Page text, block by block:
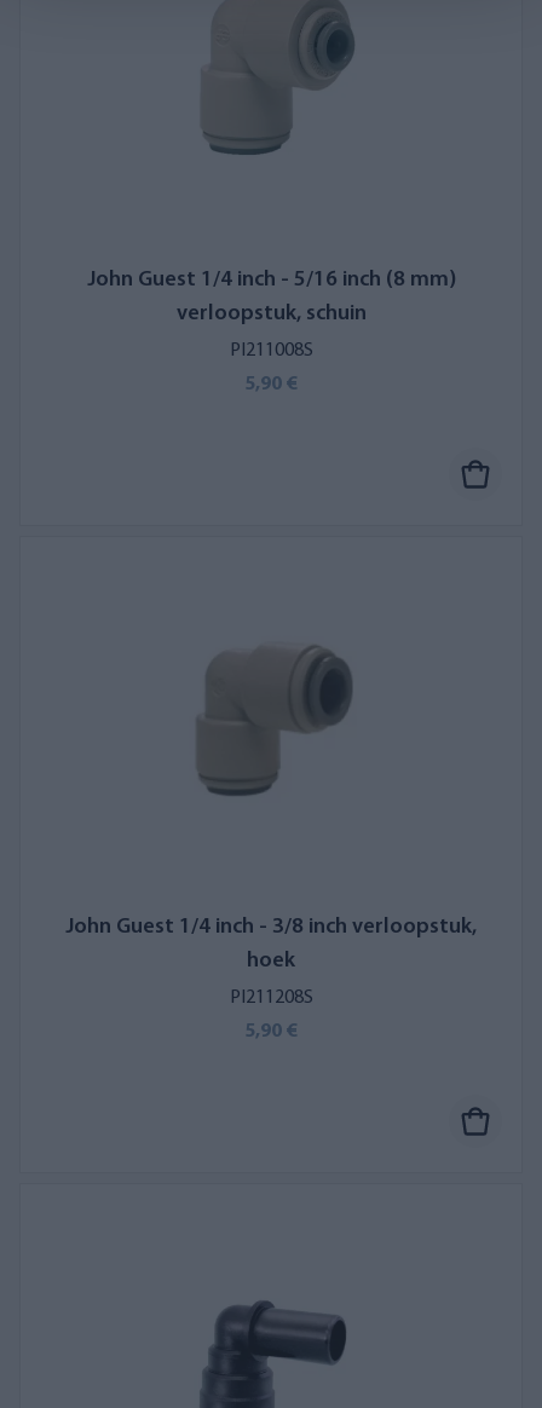
John Guest 1/4 inch - 5/16 inch (8 mm)
verloopstuk, schuin
PI211008S
5,90 €
John Guest 1/4 inch - 3/8 inch verloopstuk,
hoek
PI211208S
5,90 €